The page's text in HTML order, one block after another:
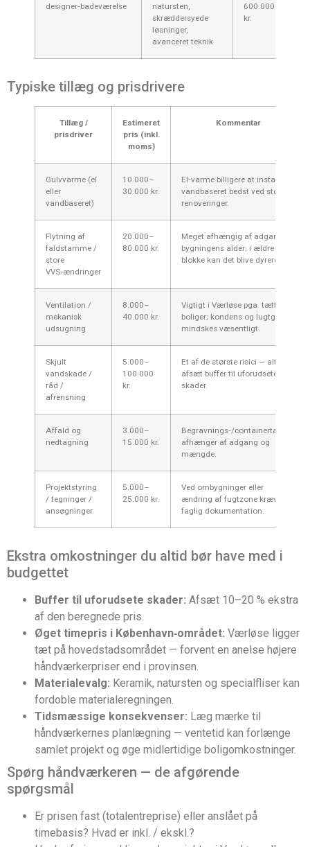
designer‑badeværelse
natursten,
skræddersyede
løsninger,
avanceret teknik
600.000+
kr.
Typiske tillæg og prisdrivere
Tillæg /
prisdriver
Estimeret
pris (inkl.
moms)
Kommentar
Gulvvarme (el
eller
vandbaseret)
10.000–
30.000 kr.
El‑varme billigere at installere;
vandbaseret bedst ved større
renoveringer.
Flytning af
faldstamme /
store
VVS‑ændringer
20.000–
80.000 kr.
Meget afhængig af adgang og
bygningens alder; i ældre
blokke kan det blive dyrere.
Ventilation /
mekanisk
udsugning
8.000–
40.000 kr.
Vigtigt i Værløse pga. tætte
boliger; kondens og lugtgener
mindskes væsentligt.
Skjult
vandskade /
råd /
afrensning
5.000–
100.000
kr.
Et af de største risici — altid
afsæt buffer til uforudsete
skader.
Affald og
nedtagning
3.000–
15.000 kr.
Begravnings‑/containertakster
afhænger af adgang og
mængde.
Projektstyring
/ tegninger /
ansøgninger
5.000–
25.000 kr.
Ved ombygninger eller
ændring af fugtzone kræves
faglig dokumentation.
Ekstra omkostninger du altid bør have med i
budgettet
Buffer til uforudsete skader: Afsæt 10–20 % ekstra
af den beregnede pris.
Øget timepris i København‑området: Værløse ligger
tæt på hovedstadsområdet — forvent en anelse højere
håndværkerpriser end i provinsen.
Materialevalg: Keramik, natursten og specialfliser kan
fordoble materialeregningen.
Tidsmæssige konsekvenser: Læg mærke til
håndværkernes planlægning — ventetid kan forlænge
samlet projekt og øge midlertidige boligomkostninger.
Spørg håndværkeren — de afgørende
spørgsmål
Er prisen fast (totalentreprise) eller anslået på
timebasis? Hvad er inkl. / ekskl.?